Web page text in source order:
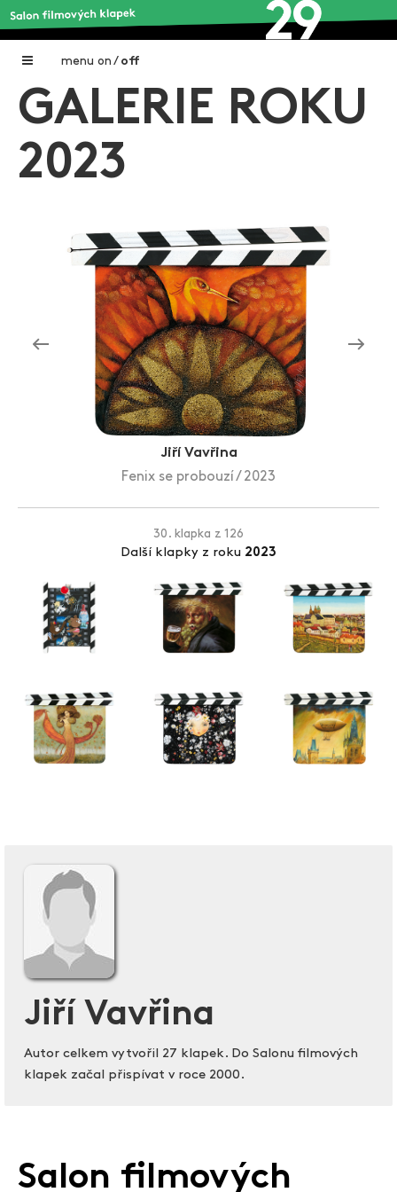
menu on / off
Home
Galerie filmových klapek
O projektu
Aktuální výstavy
Aukce filmových klapek
Aktuality
Zlín Film Festival
GALERIE ROKU
2023
Jiří Vavřina
Fenix se probouzí / 2023
30. klapka z 126
Další klapky z roku 2023
Jiří Vavřina
Autor celkem vytvořil 27 klapek. Do Salonu filmových
klapek začal přispívat v roce 2000.
Salon filmových